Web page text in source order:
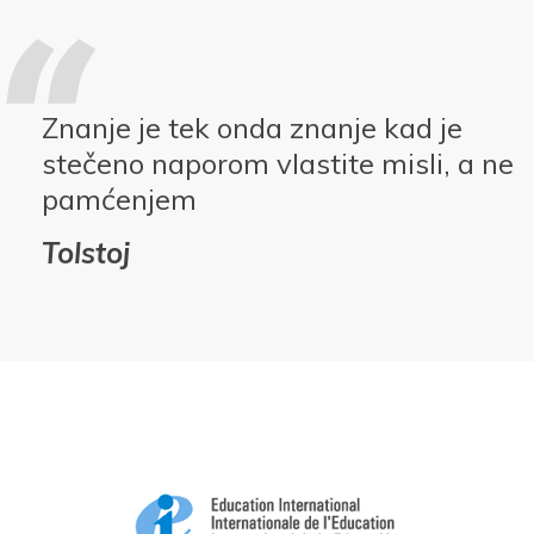
Znanje je tek onda znanje kad je
stečeno naporom vlastite misli, a ne
pamćenjem
Tolstoj